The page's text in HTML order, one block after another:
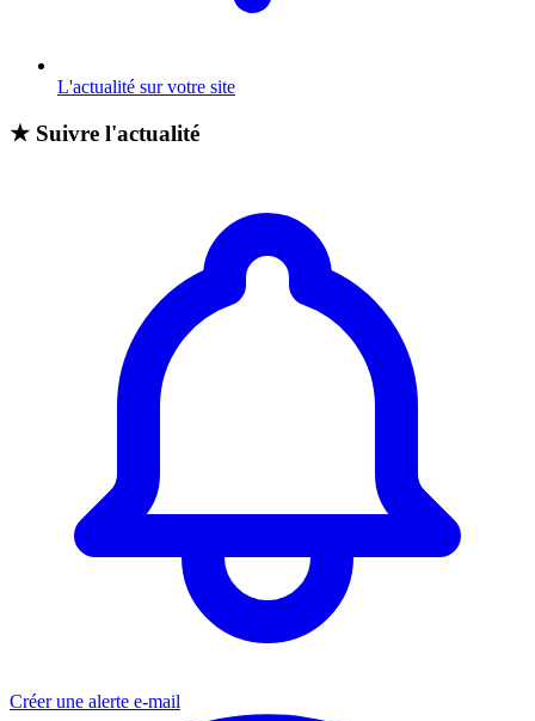
L'actualité sur votre site
★ Suivre l'actualité
Créer une alerte e-mail